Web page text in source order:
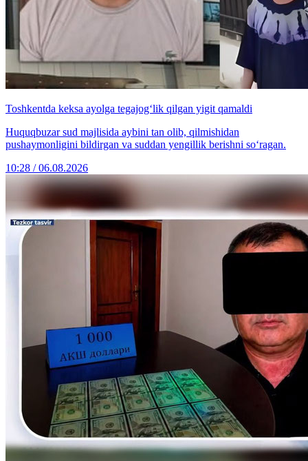
Toshkentda keksa ayolga tegajog‘lik qilgan yigit qamaldi
Huquqbuzar sud majlisida aybini tan olib, qilmishidan
pushaymonligini bildirgan va suddan yengillik berishni so‘ragan.
10:28 / 06.08.2026